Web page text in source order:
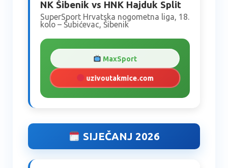
NK Šibenik vs HNK Hajduk Split
SuperSport Hrvatska nogometna liga, 18.
kolo – Šubićevac, Šibenik
MaxSport
uzivoutakmice.com
SIJEČANJ 2026